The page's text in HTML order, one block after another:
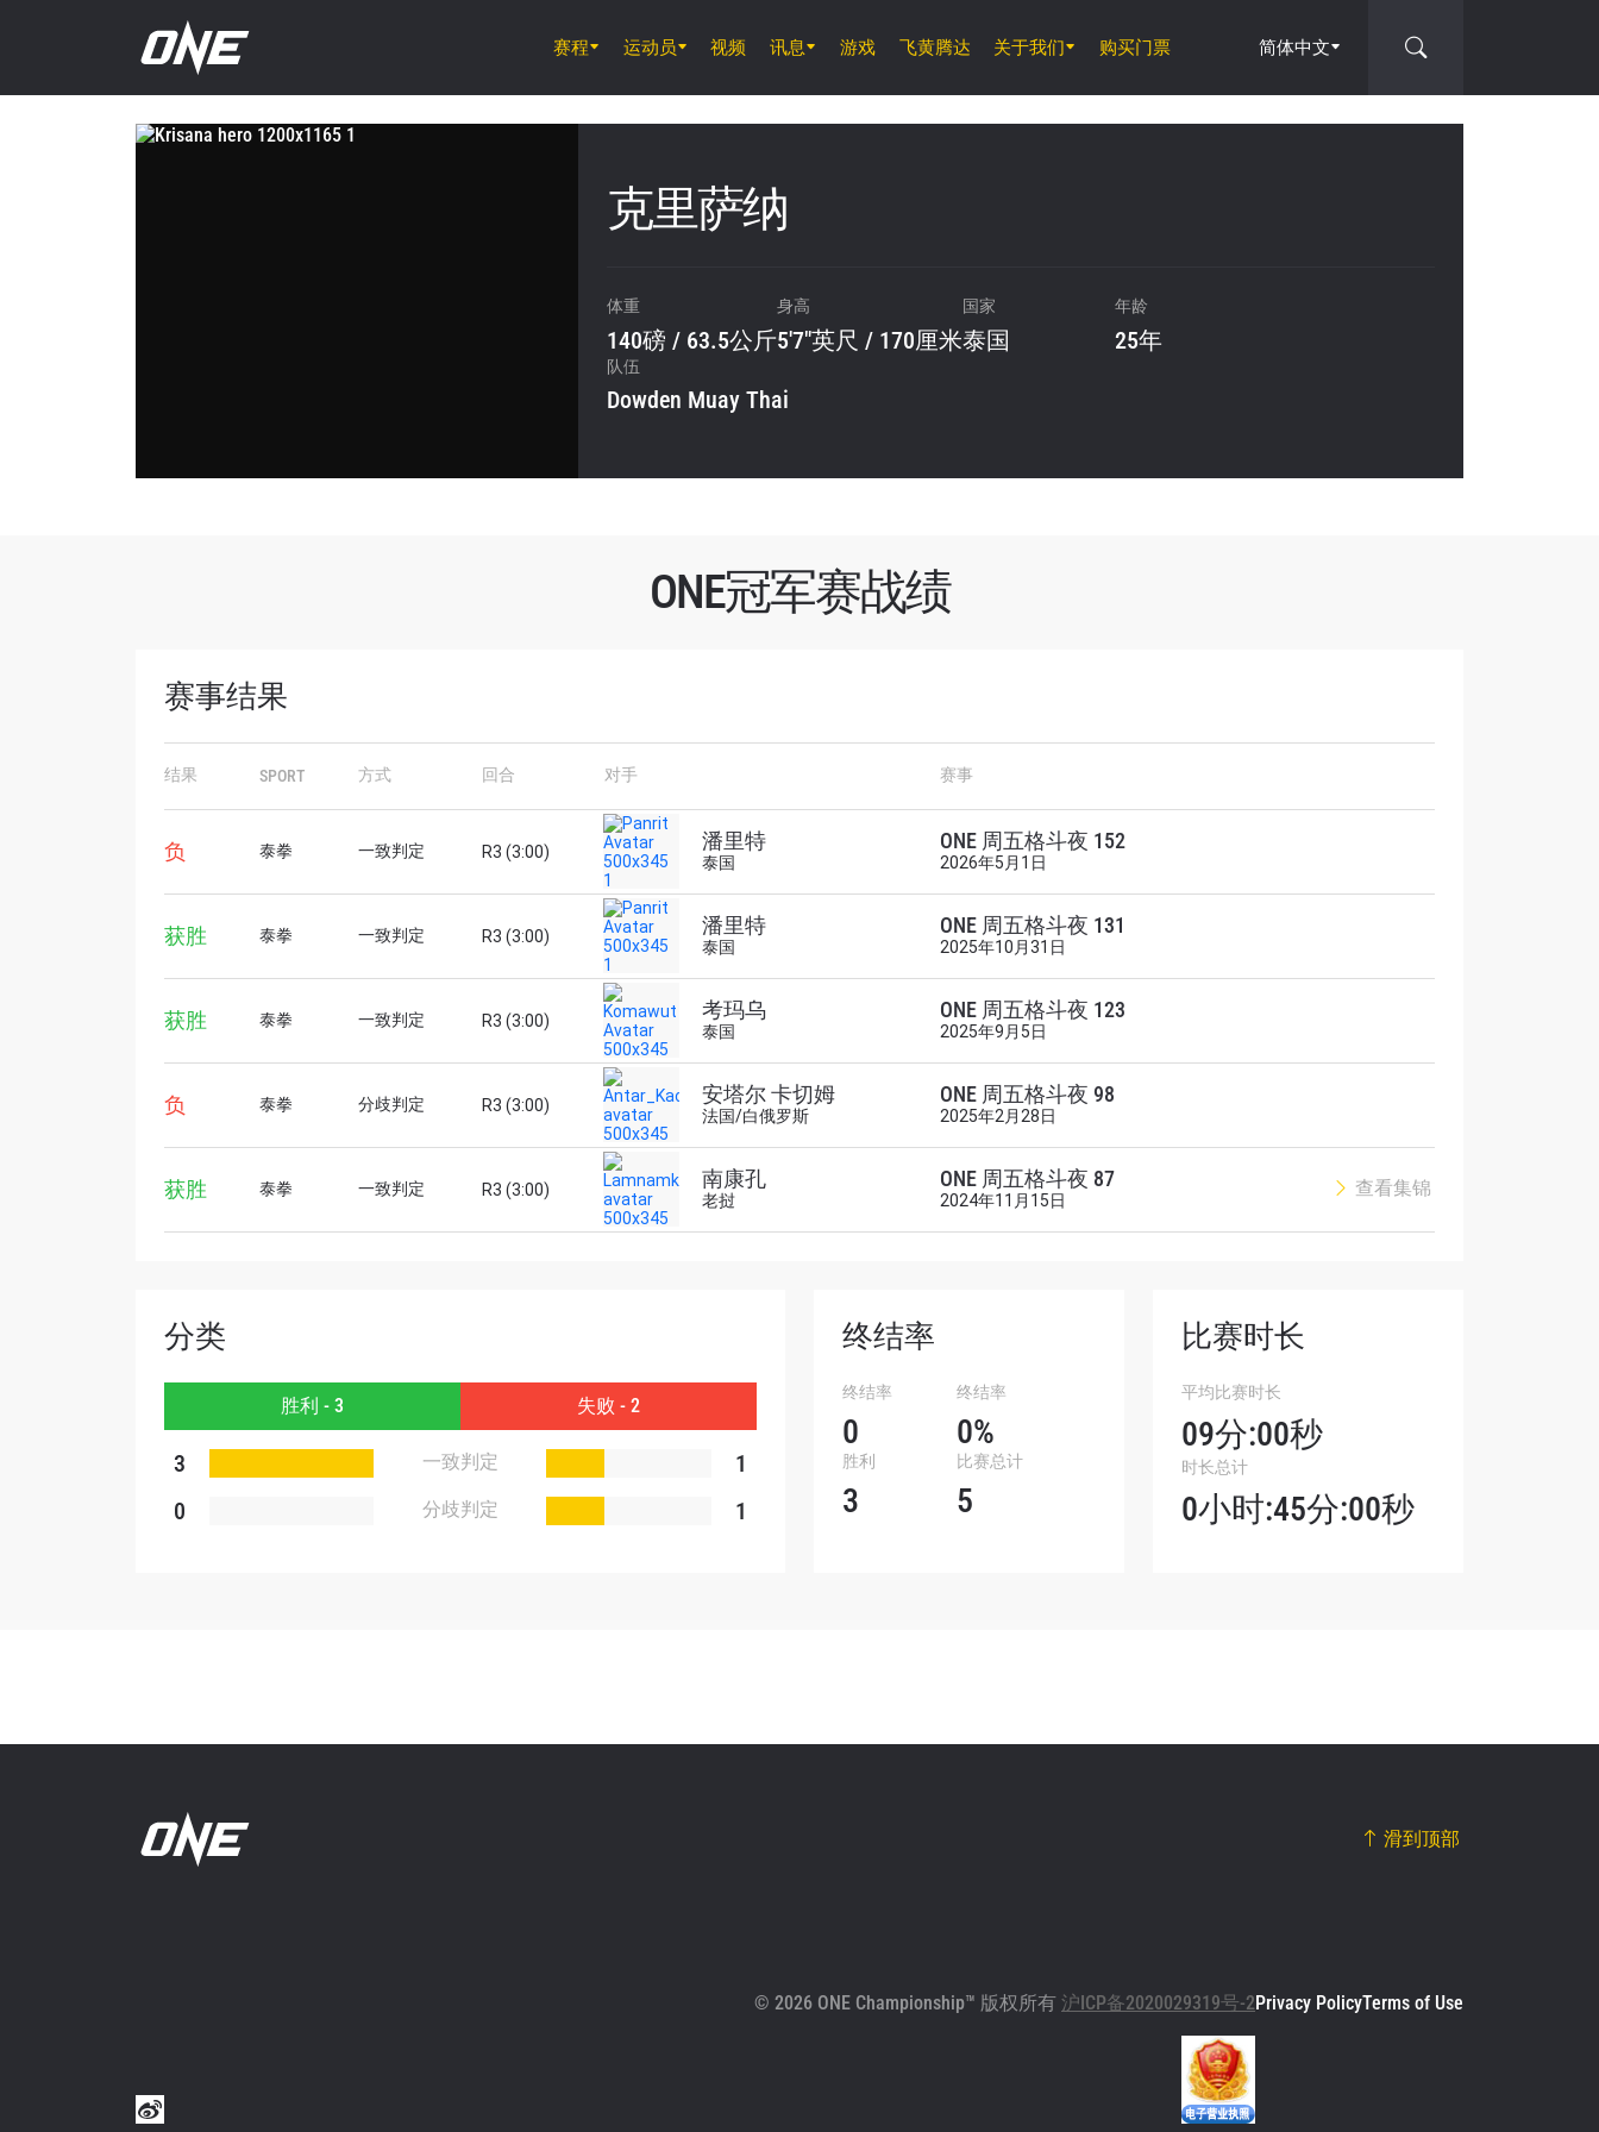
赛程 运动员 视频 讯息 游戏 飞黄腾达 关于我们 购买门票 简体中文
克里萨纳
体重
140磅 / 63.5公斤
身高
5'7"英尺 / 170厘米
国家
泰国
年龄
25年
队伍
Dowden Muay Thai
ONE冠军赛战绩
赛事结果
结果 SPORT 方式 回合 对手 赛事
负 泰拳 一致判定 R3 (3:00) 潘里特
泰国
ONE 周五格斗夜 152
2026年5月1日
获胜 泰拳 一致判定 R3 (3:00) 潘里特
泰国
ONE 周五格斗夜 131
2025年10月31日
获胜 泰拳 一致判定 R3 (3:00) 考玛乌
泰国
ONE 周五格斗夜 123
2025年9月5日
负 泰拳 分歧判定 R3 (3:00) 安塔尔 卡切姆
法国/白俄罗斯
ONE 周五格斗夜 98
2025年2月28日
获胜 泰拳 一致判定 R3 (3:00) 南康孔
老挝
ONE 周五格斗夜 87
2024年11月15日
查看集锦
分类
胜利 - 3 失败 - 2
3 一致判定
1
0
分歧判定 1
终结率
终结率
0
终结率
0%
胜利
3
比赛总计
5
比赛时长
平均比赛时长
09分:00秒
时长总计
0小时:45分:00秒
滑到顶部
© 2026 ONE Championship™ 版权所有 沪ICP备2020029319号-2Privacy PolicyTerms of Use
对手
赛事
查看集锦
浏览了解更多
在任何地域观看ONE冠军赛，现在注册获得权限了解最新资讯、解锁特别
福利以及优先机遇获得直播场次的最佳座位！
邮箱
订阅
集、使用和披露您的信息。您可以随时取消订阅这些信息。